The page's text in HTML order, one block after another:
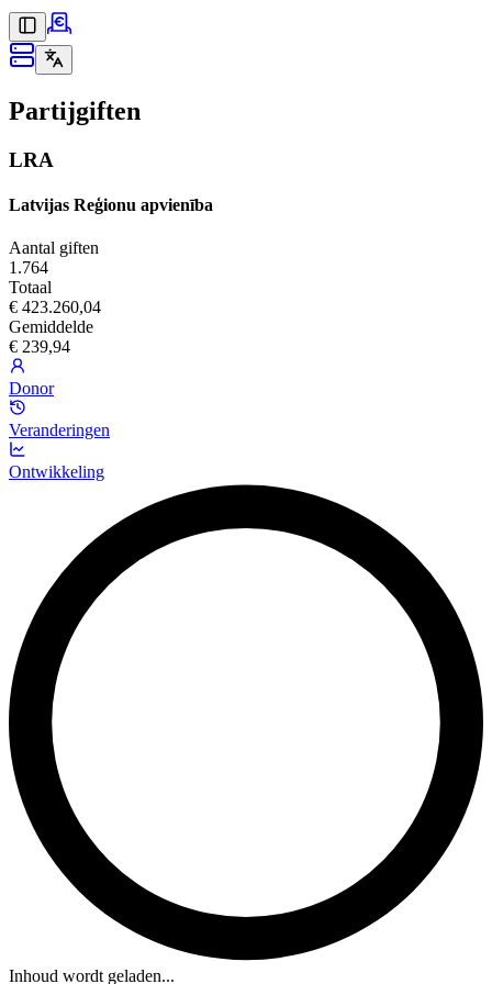
Partijgiften
LRA
Latvijas Reģionu apvienība
Aantal giften
1.764
Totaal
€ 423.260,04
Gemiddelde
€ 239,94
Donor
Veranderingen
Ontwikkeling
Inhoud wordt geladen...